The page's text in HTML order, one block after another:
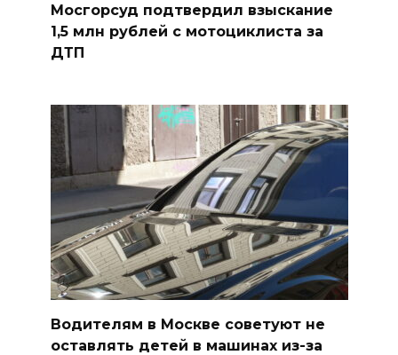
Мосгорсуд подтвердил взыскание
1,5 млн рублей с мотоциклиста за
ДТП
Водителям в Москве советуют не
оставлять детей в машинах из-за